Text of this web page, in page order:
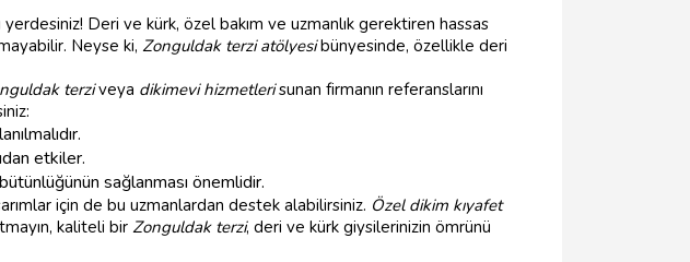
Deri ve kürk, özel bakım ve uzmanlık gerektiren hassas
Neyse ki, Zonguldak terzi atölyesibünyesinde, özellikle deri
terziveya dikimevi hizmetlerisunan firmanın referanslarını
etkiler.
sağlanması önemlidir.
için de bu uzmanlardan destek alabilirsiniz. Özel dikim kıyafet
kaliteli bir Zonguldak terzi, deri ve kürk giysilerinizin ömrünü